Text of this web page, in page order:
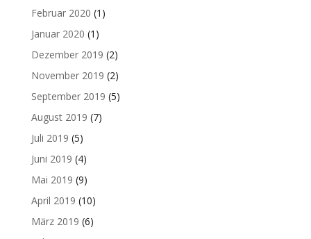
Februar 2020 (1)
Januar 2020 (1)
Dezember 2019 (2)
November 2019 (2)
September 2019 (5)
August 2019 (7)
Juli 2019 (5)
Juni 2019 (4)
Mai 2019 (9)
April 2019 (10)
März 2019 (6)